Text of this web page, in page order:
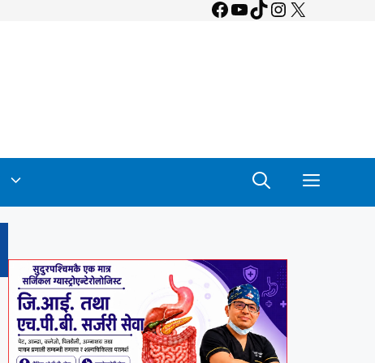
Facebook
YouTube
TikTok
Instagram
X